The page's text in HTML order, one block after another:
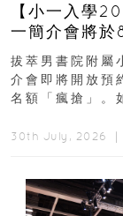
【小一入學
一簡介會將於
｜更設有網上
拔萃男書院附屬
介會即將開放預
名額「瘋搶」。
30th July, 2026 ｜